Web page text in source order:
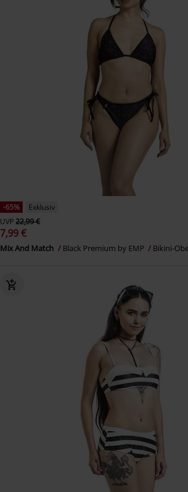
-65%
Exklusiv
UVP22,99 €
7,99 €
Mix And Match Black Premium by EMP Bikini-